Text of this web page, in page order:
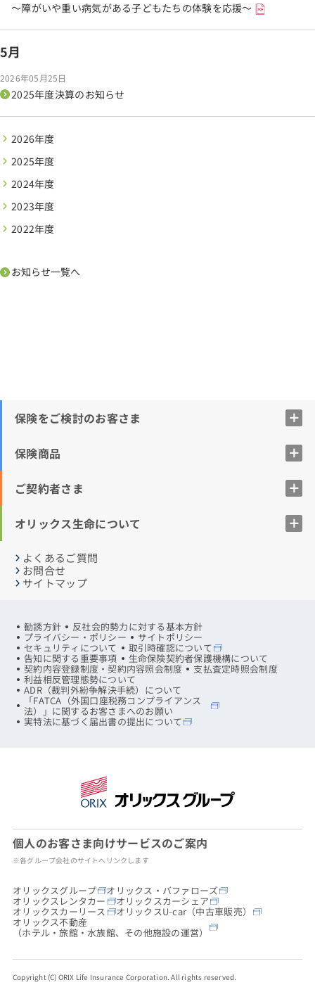
～障がいや重い病気がある子どもたちの体験を応援～
5月
2026年05月25日
2025年度決算のお知らせ
2026年度
2025年度
2024年度
2023年度
2022年度
お知らせ一覧へ
保険をご検討のお客さま
保険商品
ご契約者さま
オリックス生命について
よくあるご質問
お問合せ
サイトマップ
勧誘方針 反社会的勢力に対する基本方針
プライバシー・ポリシー サイトポリシー
セキュリティについて 取引時確認について
告知に関する重要事項 生命保険契約者保護機構について
契約内容登録制度・契約内容照会制度 支払査定時照会制度
利益相反管理態勢について
ADR（裁判外紛争解決手続）について
「FATCA（外国口座税務コンプライアンス
法）」に関するお客さまへのお願い
実特法に基づく届出書の提出について
個人のお客さま向けサービスのご案内
※各グループ会社のサイトへリンクします
オリックスグループ オリックス・バファローズ
オリックスレンタカー オリックスカーシェア
オリックスカーリース オリックスU-car（中古車販売）
オリックス不動産
（ホテル・旅館・水族館、その他施設の運営）
Copyright (C) ORIX Life Insurance Corporation. All rights reserved.